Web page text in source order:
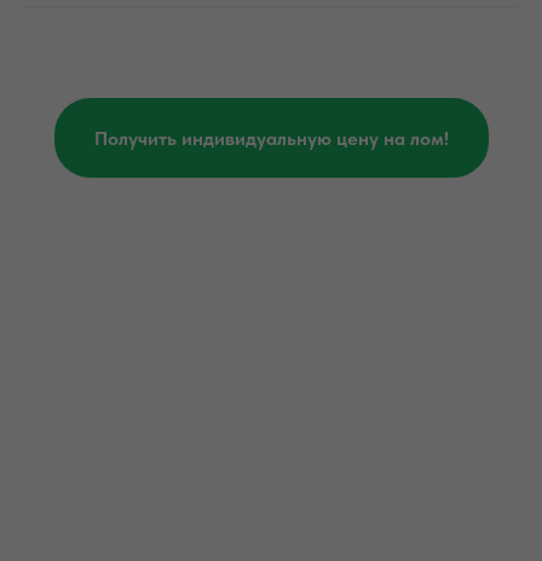
Получить индивидуальную цену на лом!